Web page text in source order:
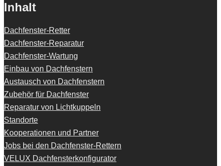
Inhalt
Dachfenster-Retter
Dachfenster-Reparatur
Dachfenster-Wartung
Einbau von Dachfenstern
Austausch von Dachfenstern
Zubehör für Dachfenster
Reparatur von Lichtkuppeln
Standorte
Kooperationen und Partner
Jobs bei den Dachfenster-Rettern
VELUX Dachfensterkonfigurator